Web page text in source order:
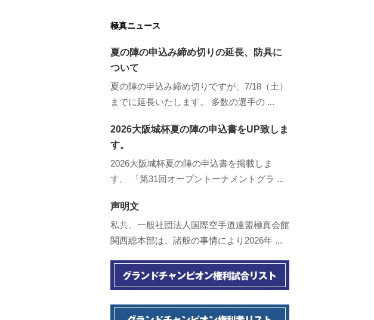
極真ニュース
夏の陣の申込み締め切りの延長、防具に
ついて
夏の陣の申込み締め切りですが、7/18（土）
までに延長いたします。 多数の選手の ...
2026大阪城杯夏の陣の申込書をUP致しま
す。
2026大阪城杯夏の陣の申込書を掲載しま
す。 「第31回オープントーナメントグラ ...
声明文
私共、一般社団法人国際空手道連盟極真会館
関西総本部は、諸般の事情により2026年 ...